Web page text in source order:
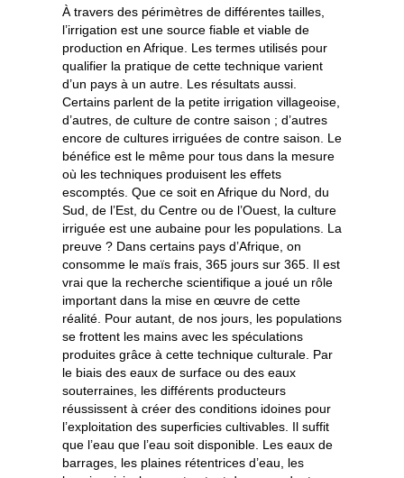
À travers des périmètres de différentes tailles,
l’irrigation est une source fiable et viable de
production en Afrique. Les termes utilisés pour
qualifier la pratique de cette technique varient
d’un pays à un autre. Les résultats aussi.
Certains parlent de la petite irrigation villageoise,
d’autres, de culture de contre saison ; d’autres
encore de cultures irriguées de contre saison. Le
bénéfice est le même pour tous dans la mesure
où les techniques produisent les effets
escomptés. Que ce soit en Afrique du Nord, du
Sud, de l’Est, du Centre ou de l’Ouest, la culture
irriguée est une aubaine pour les populations. La
preuve ? Dans certains pays d’Afrique, on
consomme le maïs frais, 365 jours sur 365. Il est
vrai que la recherche scientifique a joué un rôle
important dans la mise en œuvre de cette
réalité. Pour autant, de nos jours, les populations
se frottent les mains avec les spéculations
produites grâce à cette technique culturale. Par
le biais des eaux de surface ou des eaux
souterraines, les différents producteurs
réussissent à créer des conditions idoines pour
l’exploitation des superficies cultivables. Il suffit
que l’eau que l’eau soit disponible. Les eaux de
barrages, les plaines rétentrices d’eau, les